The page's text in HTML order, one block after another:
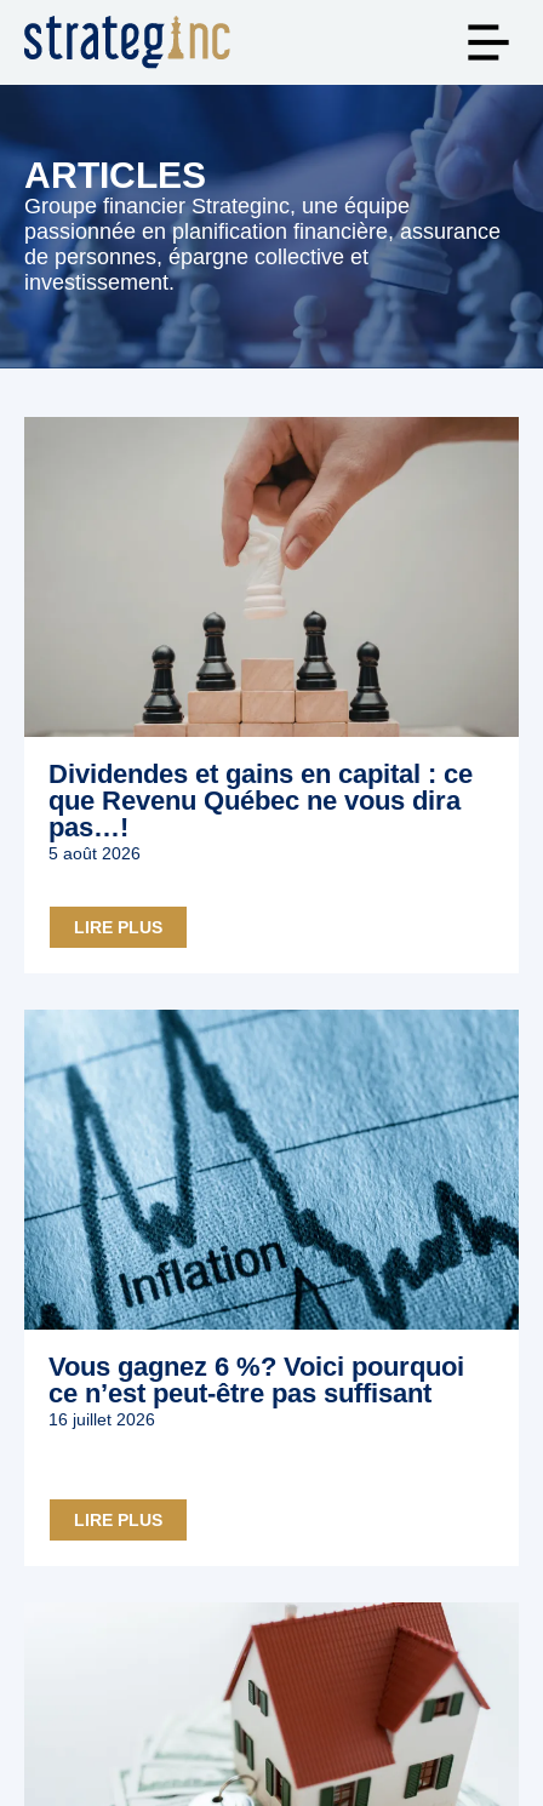
ARTICLES
Groupe financier Strateginc, une équipe
passionnée en planification financière, assurance
de personnes, épargne collective et
investissement.
Dividendes et gains en capital : ce
que Revenu Québec ne vous dira
pas…!
5 août 2026
LIRE PLUS
Vous gagnez 6 %? Voici pourquoi
ce n’est peut‑être pas suffisant
16 juillet 2026
LIRE PLUS